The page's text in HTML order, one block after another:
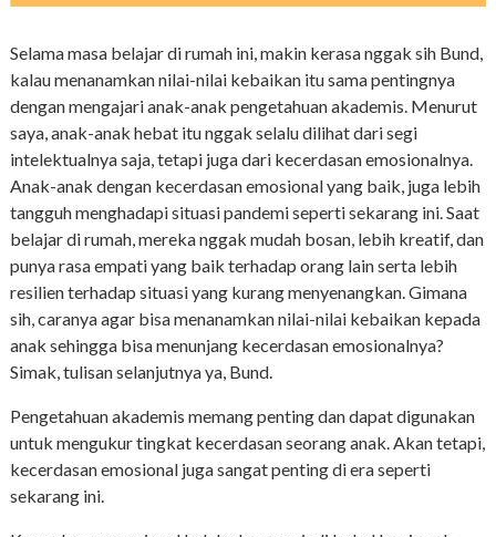
Selama masa belajar di rumah ini, makin kerasa nggak sih Bund,
kalau menanamkan nilai-nilai kebaikan itu sama pentingnya
dengan mengajari anak-anak pengetahuan akademis. Menurut
saya, anak-anak hebat itu nggak selalu dilihat dari segi
intelektualnya saja, tetapi juga dari kecerdasan emosionalnya.
Anak-anak dengan kecerdasan emosional yang baik, juga lebih
tangguh menghadapi situasi pandemi seperti sekarang ini. Saat
belajar di rumah, mereka nggak mudah bosan, lebih kreatif, dan
punya rasa empati yang baik terhadap orang lain serta lebih
resilien terhadap situasi yang kurang menyenangkan. Gimana
sih, caranya agar bisa menanamkan nilai-nilai kebaikan kepada
anak sehingga bisa menunjang kecerdasan emosionalnya?
Simak, tulisan selanjutnya ya, Bund.
Pengetahuan akademis memang penting dan dapat digunakan
untuk mengukur tingkat kecerdasan seorang anak. Akan tetapi,
kecerdasan emosional juga sangat penting di era seperti
sekarang ini.